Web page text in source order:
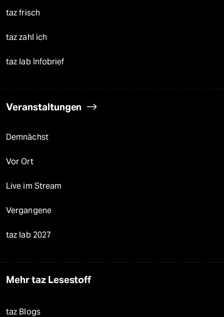
taz frisch
taz zahl ich
taz lab Infobrief
Veranstaltungen
Demnächst
Vor Ort
Live im Stream
Vergangene
taz lab 2027
Mehr taz Lesestoff
taz Blogs